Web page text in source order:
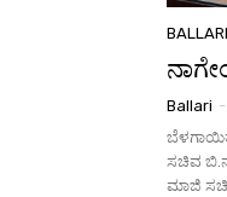
Ballari -
ಸಚಿವ
ಮಾಜಿ